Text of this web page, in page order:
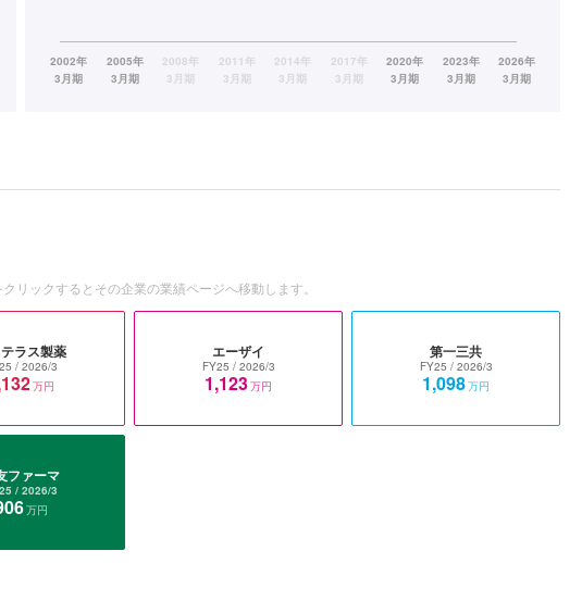
リックするとその企業の業績ページへ移動します。
ラス製薬
/ 2026/3
万円
エーザイ
FY25 / 2026/3
1,123万円
第一三共
FY25 / 2026/3
1,098万円
ファーマ
/ 2026/3
万円